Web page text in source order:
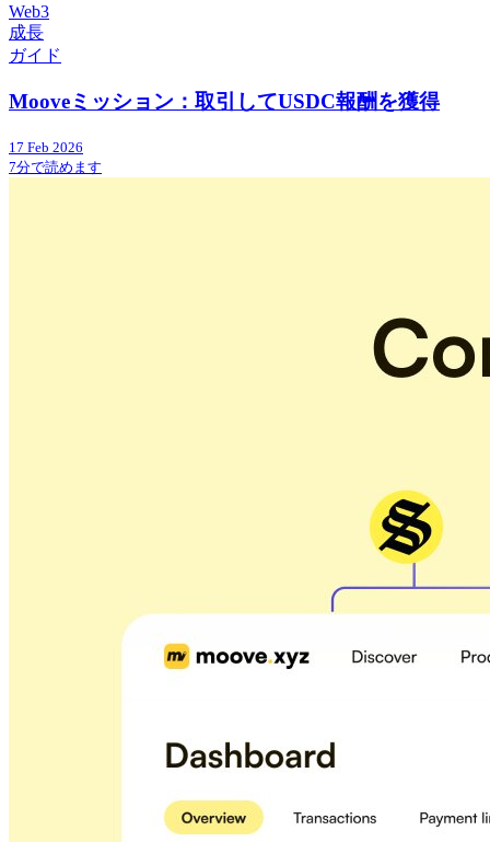
Web3
成長
ガイド
Mooveミッション：取引してUSDC報酬を獲得
17 Feb 2026
7分で読めます